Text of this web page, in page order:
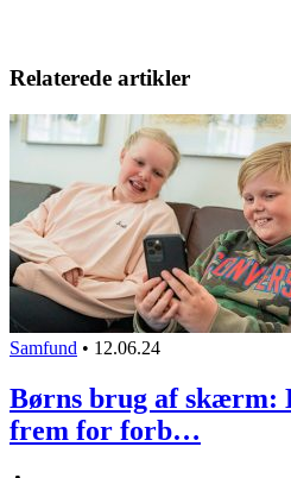
Relaterede artikler
Samfund • 12.06.24
Børns brug af skærm:
frem for forb…